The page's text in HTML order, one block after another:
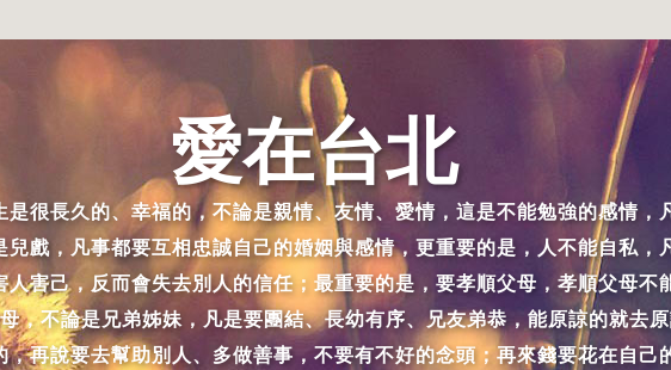
愛在台北
很長久的、幸福的，不論是親情、友情、愛情，這是不能勉強的感情
戲，凡事都要互相忠誠自己的婚姻與感情，更重要的是，人不能自私，
害己，反而會失去別人的信任；最重要的是，要孝順父母，孝順父母不
，不論是兄弟姊妹，凡是要團結、長幼有序、兄友弟恭，能原諒的就去
再說要去幫助別人、多做善事，不要有不好的念頭；再來錢要花在自己